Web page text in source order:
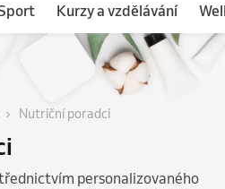
Kurzy a vzdělávání
Nutriční poradci
personalizovaného